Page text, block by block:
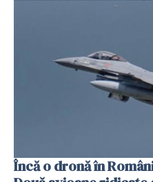
Încă o dronă în